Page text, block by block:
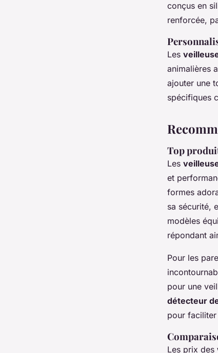
conçus en
renforcée,
Les
animalières
ajouter une
spécifiques
Top
Les
et
formes
sa sécurité,
modèles
répondant
Pour les
pour une
détecteur
pour faciliter
Les prix des